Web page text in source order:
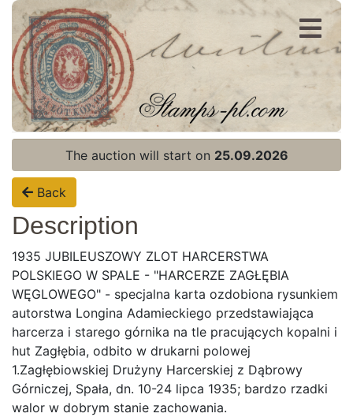
Register
Login
Home page
The auction will start on 25.09.2026
Back
Description
1935 JUBILEUSZOWY ZLOT HARCERSTWA
POLSKIEGO W SPALE - "HARCERZE ZAGŁĘBIA
WĘGLOWEGO" - specjalna karta ozdobiona rysunkiem
autorstwa Longina Adamieckiego przedstawiająca
harcerza i starego górnika na tle pracujących kopalni i
hut Zagłębia, odbito w drukarni polowej
1.Zagłębiowskiej Drużyny Harcerskiej z Dąbrowy
Górniczej, Spała, dn. 10-24 lipca 1935; bardzo rzadki
walor w dobrym stanie zachowania.